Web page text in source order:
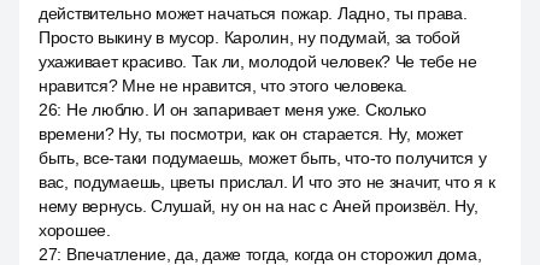
действительно может начаться пожар. Ладно, ты права.
Просто выкину в мусор. Каролин, ну подумай, за тобой
ухаживает красиво. Так ли, молодой человек? Че тебе не
нравится? Мне не нравится, что этого человека.
26: Не люблю. И он запаривает меня уже. Сколько
времени? Ну, ты посмотри, как он старается. Ну, может
быть, все-таки подумаешь, может быть, что-то получится у
вас, подумаешь, цветы прислал. И что это не значит, что я к
нему вернусь. Слушай, ну он на нас с Аней произвёл. Ну,
хорошее.
27: Впечатление, да, даже тогда, когда он сторожил дома,